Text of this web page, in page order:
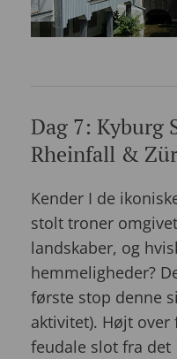
Dag 7: Kyburg
Rheinfall &
Kender I de
stolt troner
landskaber, og
hemmeligheder?
første stop denne
aktivitet). Højt over
feudale slot fra det